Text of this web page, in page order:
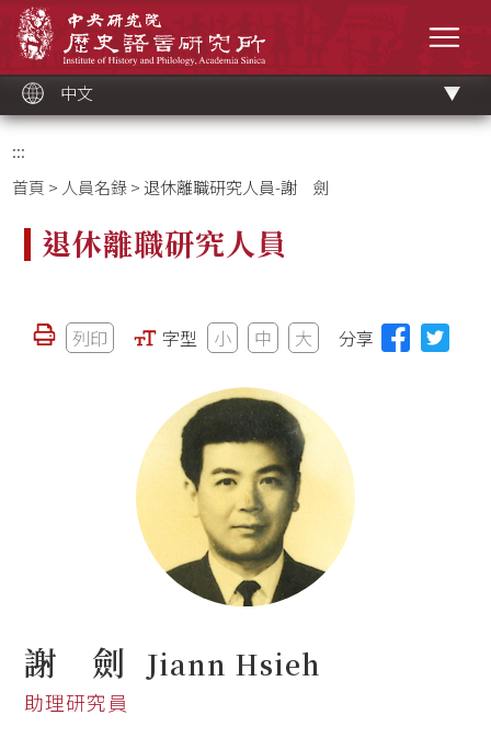
中文
:::
首頁 > 人員名錄> 退休離職研究人員-謝 劍
退休離職研究人員
列印 字型 小 中 大 分享
謝 劍 Jiann Hsieh
助理研究員